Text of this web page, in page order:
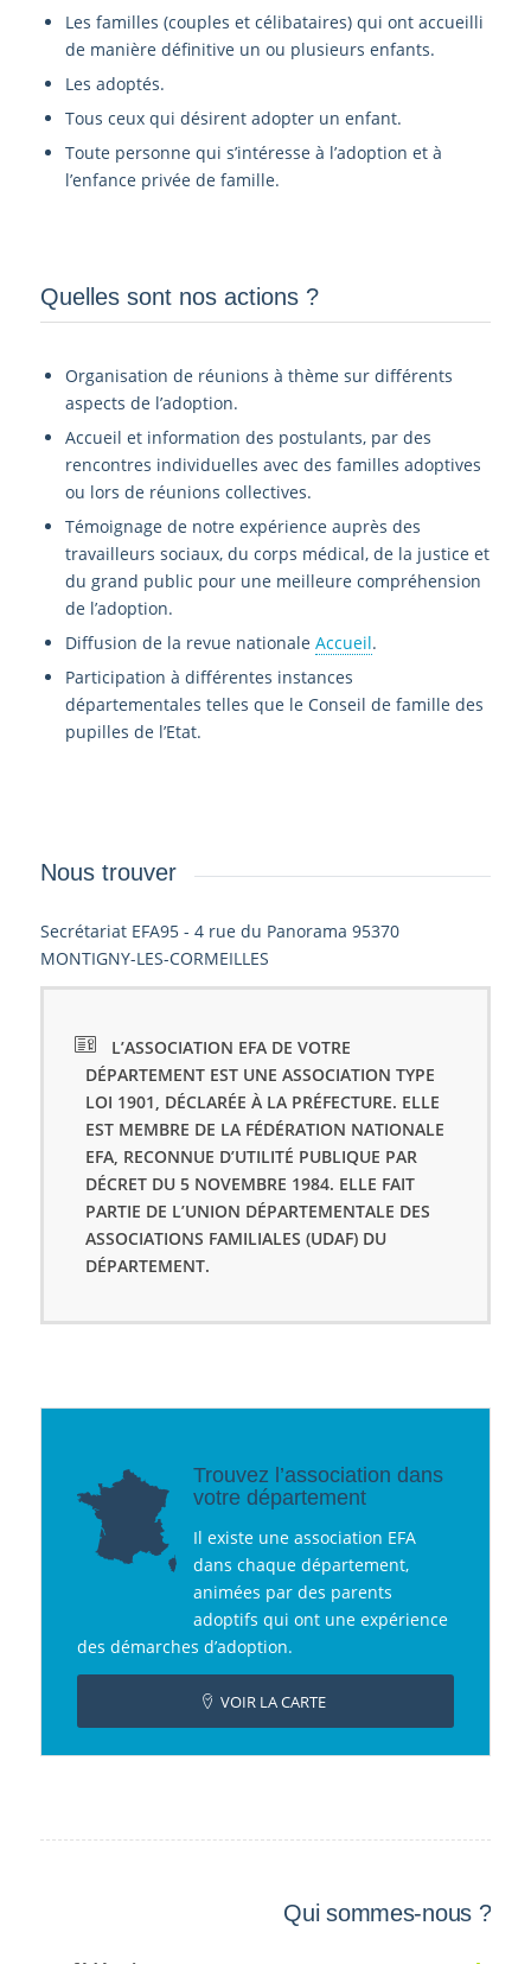
Les familles (couples et célibataires) qui ont accueilli
de manière définitive un ou plusieurs enfants.
Les adoptés.
Tous ceux qui désirent adopter un enfant.
Toute personne qui s’intéresse à l’adoption et à
l’enfance privée de famille.
Quelles sont nos actions ?
Organisation de réunions à thème sur différents
aspects de l’adoption.
Accueil et information des postulants, par des
rencontres individuelles avec des familles adoptives
ou lors de réunions collectives.
Témoignage de notre expérience auprès des
travailleurs sociaux, du corps médical, de la justice et
du grand public pour une meilleure compréhension
de l’adoption.
Diffusion de la revue nationale Accueil.
Participation à différentes instances
départementales telles que le Conseil de famille des
pupilles de l’Etat.
Nous trouver
Secrétariat EFA95 - 4 rue du Panorama 95370
MONTIGNY-LES-CORMEILLES
L’ASSOCIATION EFA DE VOTRE
DÉPARTEMENT EST UNE ASSOCIATION TYPE
LOI 1901, DÉCLARÉE À LA PRÉFECTURE. ELLE
EST MEMBRE DE LA FÉDÉRATION NATIONALE
EFA, RECONNUE D’UTILITÉ PUBLIQUE PAR
DÉCRET DU 5 NOVEMBRE 1984. ELLE FAIT
PARTIE DE L’UNION DÉPARTEMENTALE DES
ASSOCIATIONS FAMILIALES (UDAF) DU
DÉPARTEMENT.
Trouvez l’association dans
votre département
Il existe une association EFA
dans chaque département,
animées par des parents
adoptifs qui ont une expérience
des démarches d’adoption.
VOIR LA CARTE
Qui sommes-nous ?